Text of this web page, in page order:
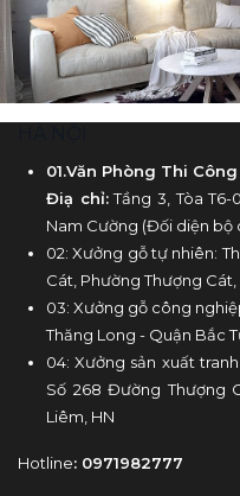
01.Văn Phòng Thi
Điạ chỉ:Tầng 3, Tòa T6-
Nam Cường (Đối diện bộ
02: Xưởng gỗ tự nhiên:
Cát, Phường Thượng
03: Xưởng gỗ công
Thăng Long - Quận Bắc
04: Xưởng sản xuất
Số 268 Đường Thượng
Liêm, HN
Hotline: 0971982777